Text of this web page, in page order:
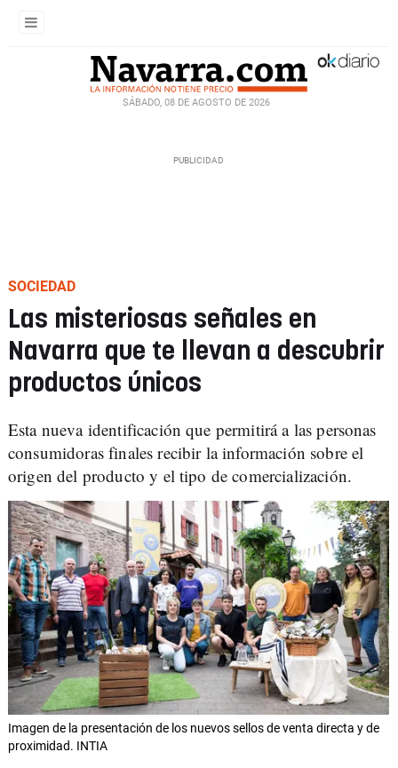
SÁBADO, 08 DE AGOSTO DE 2026
SOCIEDAD
Las misteriosas señales en
Navarra que te llevan a descubrir
productos únicos
Esta nueva identificación que permitirá a las personas
consumidoras finales recibir la información sobre el
origen del producto y el tipo de comercialización.
Imagen de la presentación de los nuevos sellos de venta directa y de
proximidad. INTIA